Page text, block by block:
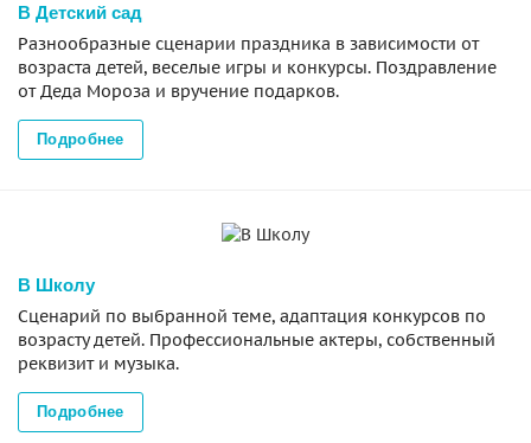
В Детский сад
Разнообразные сценарии праздника в зависимости от
возраста детей, веселые игры и конкурсы. Поздравление
от Деда Мороза и вручение подарков.
Подробнее
В Школу
Сценарий по выбранной теме, адаптация конкурсов по
возрасту детей. Профессиональные актеры, собственный
реквизит и музыка.
Подробнее